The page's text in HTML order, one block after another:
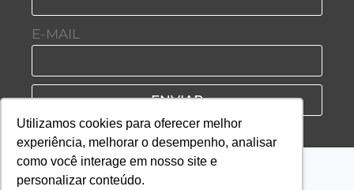
Utilizamos cookies para oferecer melhor
experiência, melhorar o desempenho, analisar
como você interage em nosso site e
personalizar conteúdo.
E-MAIL
ENVIAR